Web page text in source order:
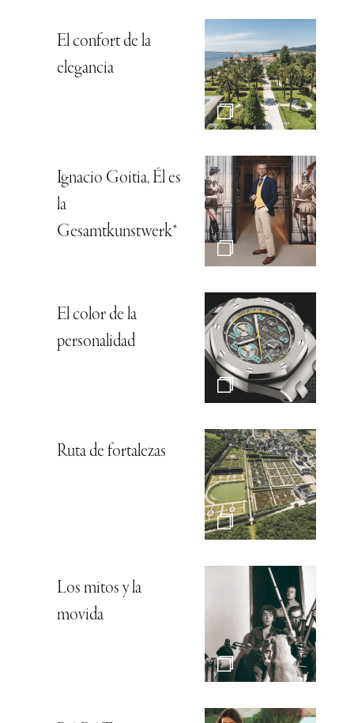
El confort de la
elegancia
Ignacio Goitia, Él es
la
Gesamtkunstwerk*
El color de la
personalidad
Ruta de fortalezas
Los mitos y la
movida